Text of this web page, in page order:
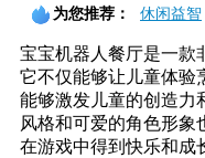
为您推荐： 休闲益智
宝宝机器人餐厅是一款
它不仅能够让儿童体验
能够激发儿童的创造力
风格和可爱的角色形象
在游戏中得到快乐和成